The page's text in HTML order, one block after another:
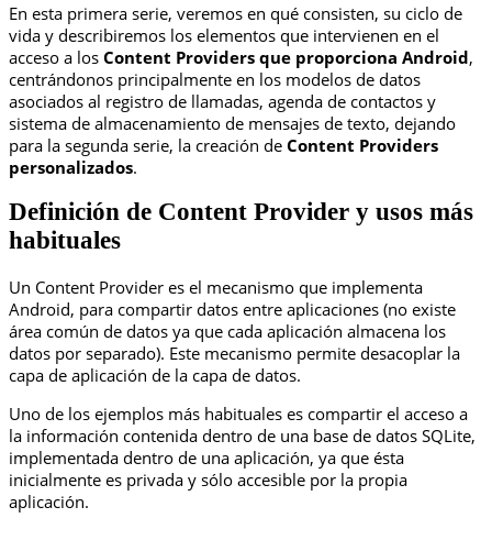
En esta primera serie, veremos en qué consisten, su ciclo de
vida y describiremos los elementos que intervienen en el
acceso a los Content Providers que proporciona Android,
centrándonos principalmente en los modelos de datos
asociados al registro de llamadas, agenda de contactos y
sistema de almacenamiento de mensajes de texto, dejando
para la segunda serie, la creación de Content Providers
personalizados.
Definición de Content Provider y usos más
habituales
Un Content Provider es el mecanismo que implementa
Android, para compartir datos entre aplicaciones (no existe
área común de datos ya que cada aplicación almacena los
datos por separado). Este mecanismo permite desacoplar la
capa de aplicación de la capa de datos.
Uno de los ejemplos más habituales es compartir el acceso a
la información contenida dentro de una base de datos SQLite,
implementada dentro de una aplicación, ya que ésta
inicialmente es privada y sólo accesible por la propia
aplicación.